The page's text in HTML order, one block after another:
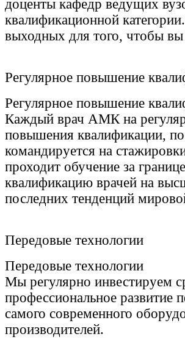
доценты кафедр ведущих
квалификационной
выходных для того, чтобы
Регулярное повышение
Регулярное повышение
Каждый врач АМК на
повышения квалификации,
командируется на
проходит обучение за
квалификацию врачей на
последних тенденций
Передовые технологии
Передовые технологии
Мы регулярно инвестируем
профессиональное развитие
самого современного
производителей.